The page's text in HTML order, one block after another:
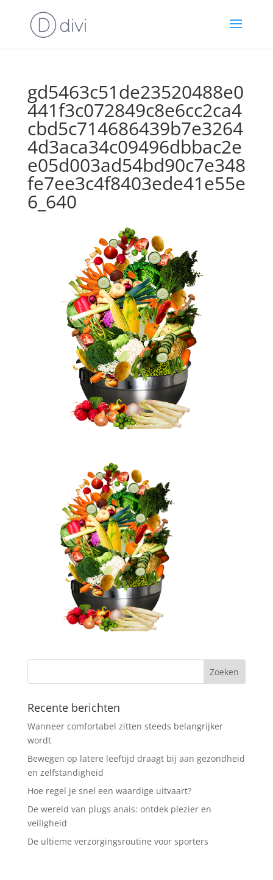
gd5463c51de23520488e0
441f3c072849c8e6cc2ca4
cbd5c714686439b7e3264
4d3aca34c09496dbbac2e
e05d003ad54bd90c7e348
fe7ee3c4f8403ede41e55e
6_640
Recente berichten
Wanneer comfortabel zitten steeds belangrijker
wordt
Bewegen op latere leeftijd draagt bij aan gezondheid
en zelfstandigheid
Hoe regel je snel een waardige uitvaart?
De wereld van plugs anais: ontdek plezier en
veiligheid
De ultieme verzorgingsroutine voor sporters